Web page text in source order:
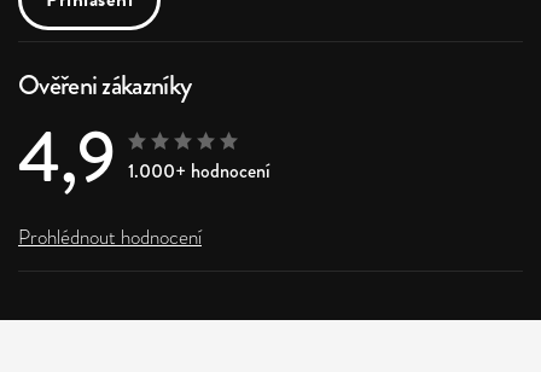
Ověřeni zákazníky
4,9 1.000+ hodnocení
Prohlédnout hodnocení